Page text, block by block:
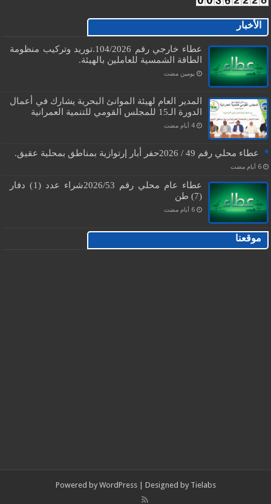
الأخبار
عطاء خارجي رقم 104/2026.توريد وتركيب منظومة
الطاقة الشمسية للعاملين بالهيئة.
‏يومين مضت
المدير العام لهيئة الموانئ البحرية يشارك في أعمال
الدورة الـ15 للمجلس القومي للتنمية العمرانية
‏4 أيام مضت
عطاء محلي رقم 49 / 2026حفر أبار إرتوازية بمناطق بمحلية عقيق.
‏6 أيام مضت
عطاء عام محلي رقم 2026/53شراء عدد (1) دفار
(7) طن
‏6 أيام مضت
موقعنا
Powered by WordPress| Designed by Tielabs